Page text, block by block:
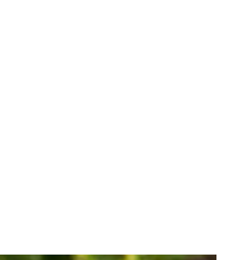
Es Gegerkan Wamena: BMKG
dan Potensi Cuaca